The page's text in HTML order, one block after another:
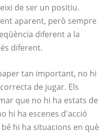
de ser un positiu.
aparent, però sempre
diferent a la
diferent.
tan important, no hi
de jugar. Els
que no hi ha estats de
hi ha escenes d'acció
hi ha situacions en què